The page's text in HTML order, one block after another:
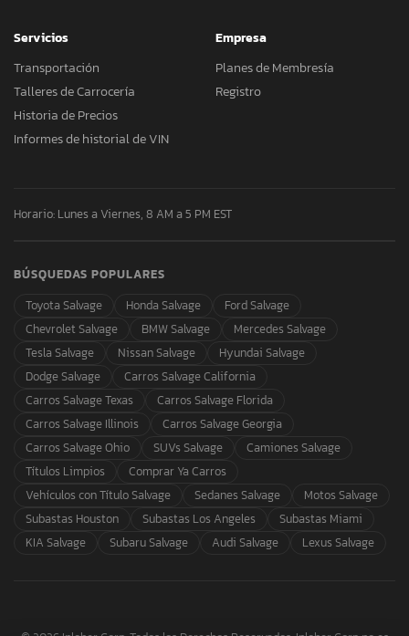
Servicios
Transportación
Talleres de Carrocería
Historia de Precios
Informes de historial de VIN
Empresa
Planes de Membresía
Registro
Horario: Lunes a Viernes, 8 AM a 5 PM EST
BÚSQUEDAS POPULARES
Toyota Salvage
Honda Salvage
Ford Salvage
Chevrolet Salvage
BMW Salvage
Mercedes Salvage
Tesla Salvage
Nissan Salvage
Hyundai Salvage
Dodge Salvage
Carros Salvage California
Carros Salvage Texas
Carros Salvage Florida
Carros Salvage Illinois
Carros Salvage Georgia
Carros Salvage Ohio
SUVs Salvage
Camiones Salvage
Títulos Limpios
Comprar Ya Carros
Vehículos con Título Salvage
Sedanes Salvage
Motos Salvage
Subastas Houston
Subastas Los Angeles
Subastas Miami
KIA Salvage
Subaru Salvage Audi Salvage Lexus Salvage